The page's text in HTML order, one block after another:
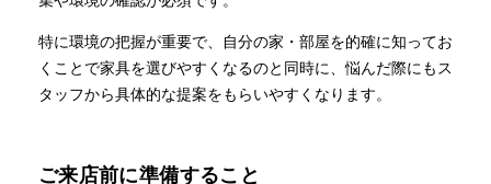
特に環境の把握が重要で、自分の家・部屋を的確に知ってお
くことで家具を選びやすくなるのと同時に、悩んだ際にもス
タッフから具体的な提案をもらいやすくなります。
ご来店前に準備すること